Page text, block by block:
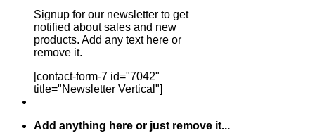
Signup for our newsletter to get
notified about sales and new
products. Add any text here or
remove it.
[contact-form-7 id="7042"
title="Newsletter Vertical"]
Add anything here or just remove it...